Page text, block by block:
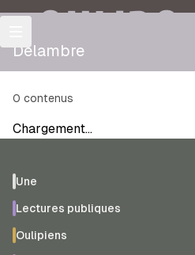
OULIPO
Delambre
0 contenus
Chargement…
Une
Lectures publiques
Oulipiens